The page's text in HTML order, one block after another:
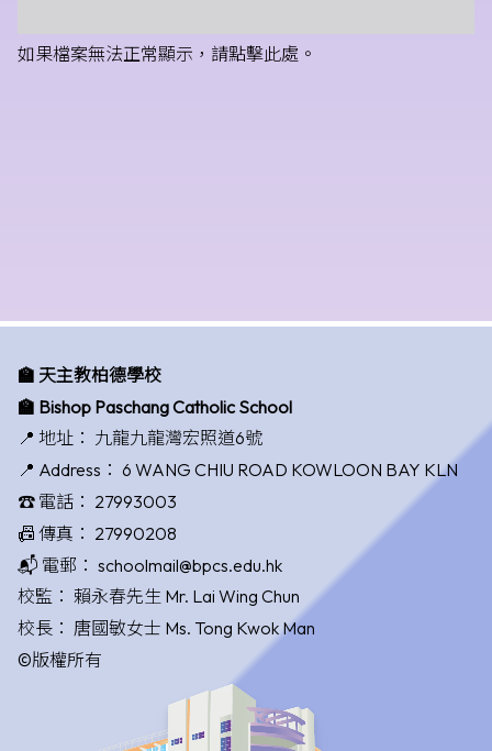
如果檔案無法正常顯示，請點擊此處。
🏫 天主教柏德學校
🏫 Bishop Paschang Catholic School
📍 地址： 九龍九龍灣宏照道6號
📍 Address： 6 WANG CHIU ROAD KOWLOON BAY KLN
☎️ 電話： 27993003
📠 傳真： 27990208
📬 電郵： schoolmail@bpcs.edu.hk
校監： 賴永春先生 Mr. Lai Wing Chun
校長： 唐國敏女士 Ms. Tong Kwok Man
©版權所有